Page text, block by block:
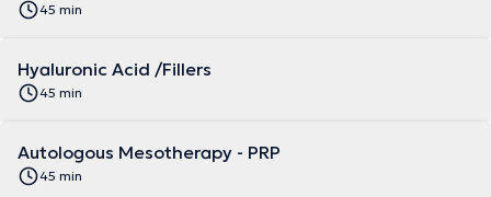
45 min
Hyaluronic Acid /Fillers
45 min
Autologous Mesotherapy - PRP
45 min